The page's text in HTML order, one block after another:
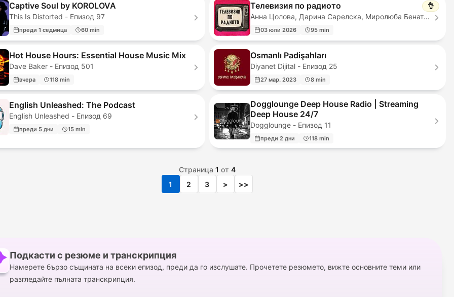
Captive Soul by KOROLOVA
This Is Distorted - Епизод 97
преди 1 седмица 60 min
👌
Телевизия по радиото
Анна Цолова, Дарина Сарелска, Миролюба Бенатова - Епизод 98
03 юли 2026 95 min
Hot House Hours: Essential House Music Mix
Dave Baker - Епизод 501
вчера 118 min
Osmanlı Padişahları
Diyanet Dijital - Епизод 25
27 мар. 2023 8 min
English Unleashed: The Podcast
English Unleashed - Епизод 69
преди 5 дни 15 min
Dogglounge Deep House Radio | Streaming
Deep House 24/7
Dogglounge - Епизод 11
преди 2 дни 118 min
Страница 1 от 4
1
2 3 > >>
Подкасти с резюме и транскрипция
Намерете бързо същината на всеки епизод, преди да го изслушате. Прочетете резюмето, вижте основните теми или
разгледайте пълната транскрипция.